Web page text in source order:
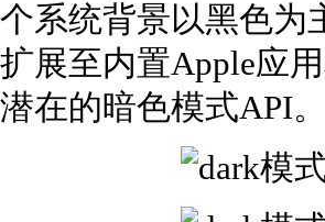
个系统背景以黑色为
扩展至内置Apple应
潜在的暗色模式API。